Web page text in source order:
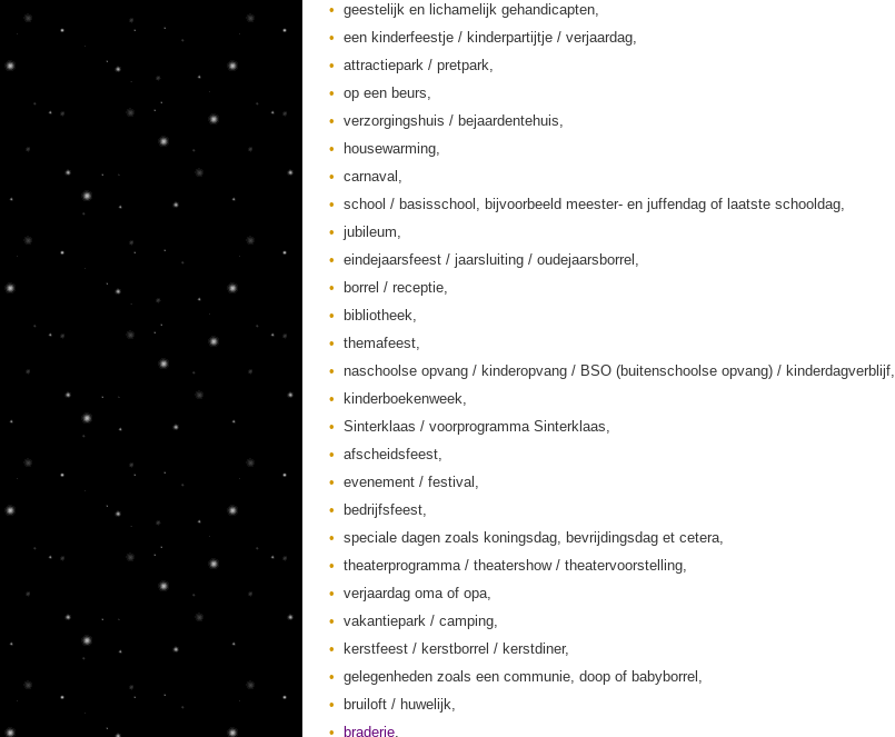
geestelijk en lichamelijk gehandicapten,
een kinderfeestje / kinderpartijtje / verjaardag,
attractiepark / pretpark,
op een beurs,
verzorgingshuis / bejaardentehuis,
housewarming,
carnaval,
school / basisschool, bijvoorbeeld meester- en juffendag of laatste schooldag,
jubileum,
eindejaarsfeest / jaarsluiting / oudejaarsborrel,
borrel / receptie,
bibliotheek,
themafeest,
naschoolse opvang / kinderopvang / BSO (buitenschoolse opvang) / kinderdagverblijf,
kinderboekenweek,
Sinterklaas / voorprogramma Sinterklaas,
afscheidsfeest,
evenement / festival,
bedrijfsfeest,
speciale dagen zoals koningsdag, bevrijdingsdag et cetera,
theaterprogramma / theatershow / theatervoorstelling,
verjaardag oma of opa,
vakantiepark / camping,
kerstfeest / kerstborrel / kerstdiner,
gelegenheden zoals een communie, doop of babyborrel,
bruiloft / huwelijk,
braderie,